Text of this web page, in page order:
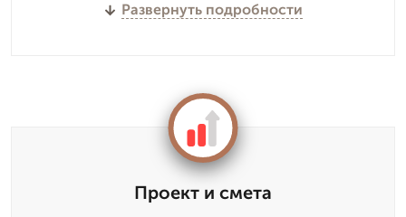
Развернуть подробности
Проект и смета